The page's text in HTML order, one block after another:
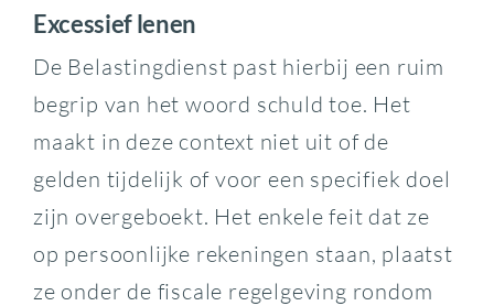
Excessief lenen
De Belastingdienst past hierbij een ruim
begrip van het woord schuld toe. Het
maakt in deze context niet uit of de
gelden tijdelijk of voor een specifiek doel
zijn overgeboekt. Het enkele feit dat ze
op persoonlijke rekeningen staan, plaatst
ze onder de fiscale regelgeving rondom